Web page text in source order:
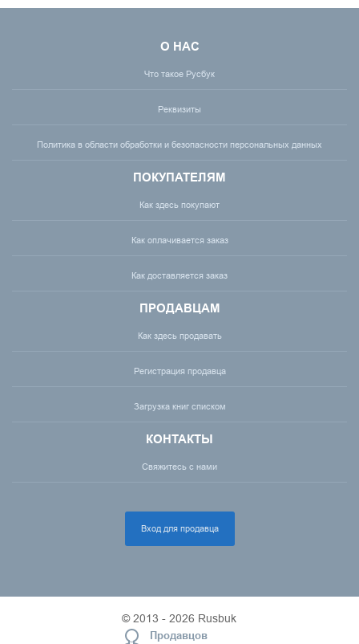
О НАС
Что такое Русбук
Реквизиты
Политика в области обработки и безопасности персональных данных
ПОКУПАТЕЛЯМ
Как здесь покупают
Как оплачивается заказ
Как доставляется заказ
ПРОДАВЦАМ
Как здесь продавать
Регистрация продавца
Загрузка книг списком
КОНТАКТЫ
Свяжитесь с нами
Вход для продавца
© 2013 - 2026 Rusbuk
Продавцов